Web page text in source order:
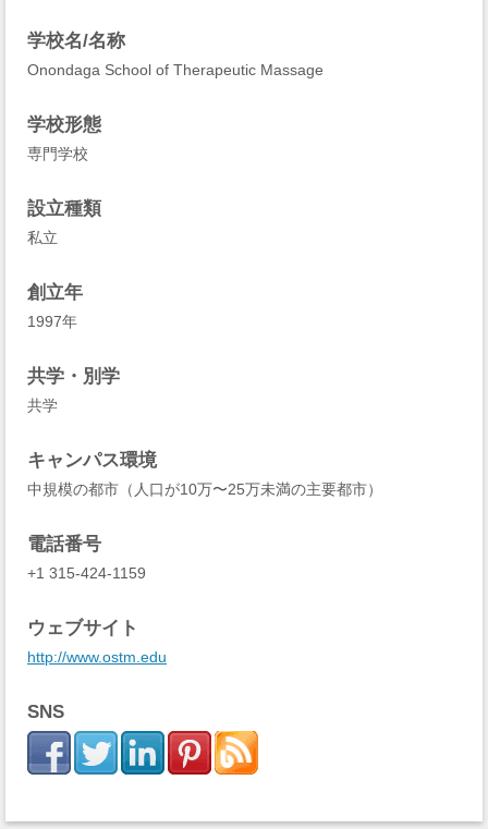
学校名/名称
Onondaga School of Therapeutic Massage
学校形態
専門学校
設立種類
私立
創立年
1997年
共学・別学
共学
キャンパス環境
中規模の都市（人口が10万〜25万未満の主要都市）
電話番号
+1 315-424-1159
ウェブサイト
http://www.ostm.edu
SNS